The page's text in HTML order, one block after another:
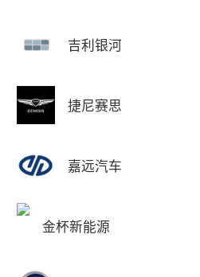
吉利银河
捷尼赛思
嘉远汽车
金杯新能源